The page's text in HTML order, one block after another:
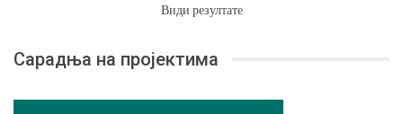
Види резултате
Сарадња на пројектима